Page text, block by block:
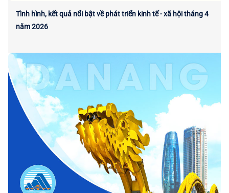
Tình hình, kết quả nổi bật về phát triển kinh tế - xã hội tháng 4
năm 2026